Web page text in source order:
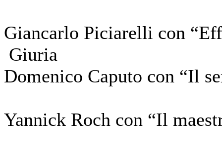
Giancarlo Piciarelli con
Giuria
Domenico Caputo con “Il
Yannick Roch con “Il